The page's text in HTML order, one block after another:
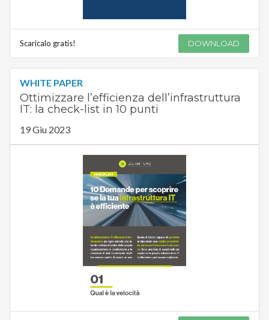
Scaricalo gratis! DOWNLOAD
WHITE PAPER
Ottimizzare l’efficienza dell’infrastruttura
IT: la check-list in 10 punti
19 Giu 2023